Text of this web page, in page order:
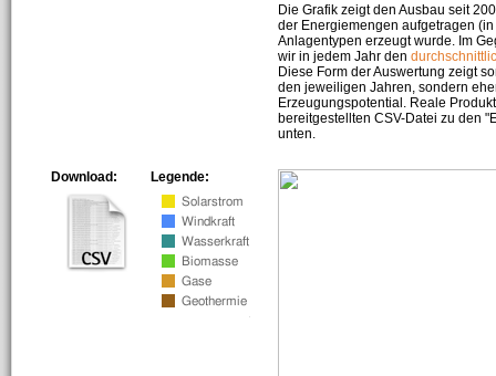
Die Grafik zeigt den Ausbau seit
der Energiemengen aufgetragen
Anlagentypen erzeugt wurde. Im
wir in jedem Jahr den
Diese Form der Auswertung zeigt
den jeweiligen Jahren, sondern
Erzeugungspotential. Reale
bereitgestellten CSV-Datei zu den
unten.
Legende:
Download: